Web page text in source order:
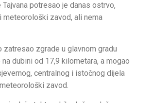
potresao je danas ostrvo,
meteorološki zavod, ali nema
zatresao zgrade u glavnom gradu
dubini od 17,9 kilometara, a mogao
centralnog i istočnog dijela
zavod.